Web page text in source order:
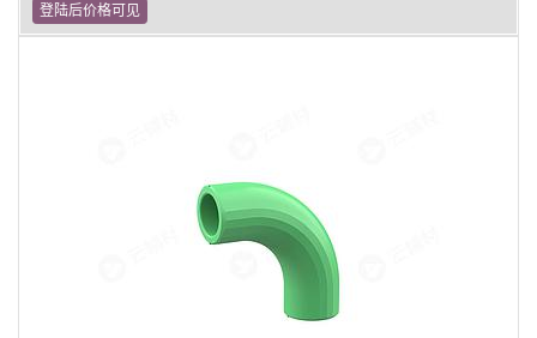
登陆后价格可见